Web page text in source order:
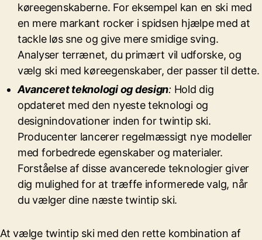
køreegenskaberne. For eksempel kan en ski med
en mere markant rocker i spidsen hjælpe med at
tackle løs sne og give mere smidige sving.
Analyser terrænet, du primært vil udforske, og
vælg ski med køreegenskaber, der passer til dette.
Avanceret teknologi og design: Hold dig
opdateret med den nyeste teknologi og
designindovationer inden for twintip ski.
Producenter lancerer regelmæssigt nye modeller
med forbedrede egenskaber og materialer.
Forståelse af disse avancerede teknologier giver
dig mulighed for at træffe informerede valg, når
du vælger dine næste twintip ski.
At vælge twintip ski med den rette kombination af